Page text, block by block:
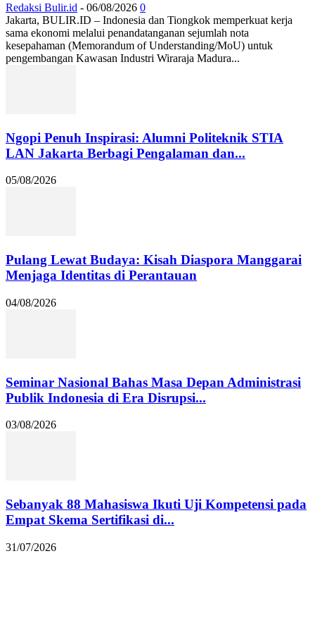
Redaksi Bulir.id - 06/08/2026 0
Jakarta, BULIR.ID – Indonesia dan Tiongkok memperkuat kerja
sama ekonomi melalui penandatanganan sejumlah nota
kesepahaman (Memorandum of Understanding/MoU) untuk
pengembangan Kawasan Industri Wiraraja Madura...
Ngopi Penuh Inspirasi: Alumni Politeknik STIA
LAN Jakarta Berbagi Pengalaman dan...
05/08/2026
Pulang Lewat Budaya: Kisah Diaspora Manggarai
Menjaga Identitas di Perantauan
04/08/2026
Seminar Nasional Bahas Masa Depan Administrasi
Publik Indonesia di Era Disrupsi...
03/08/2026
Sebanyak 88 Mahasiswa Ikuti Uji Kompetensi pada
Empat Skema Sertifikasi di...
31/07/2026